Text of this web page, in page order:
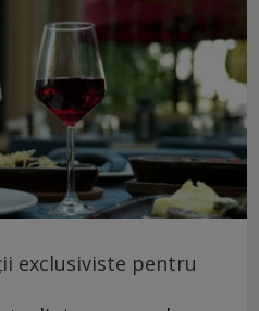
exclusiviste pentru